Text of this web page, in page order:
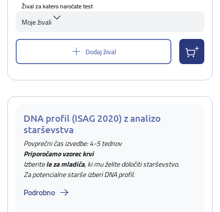
Žival za katero naročate test
Moje živali
Dodaj žival
DNA profil (ISAG 2020) z analizo
starševstva
Povprečni čas izvedbe: 4-5 tednov
Priporočamo vzorec krvi
Izberitele za mladiča, ki mu želite določiti starševstvo.
Za potencialne starše izberi DNA profil.
Podrobno